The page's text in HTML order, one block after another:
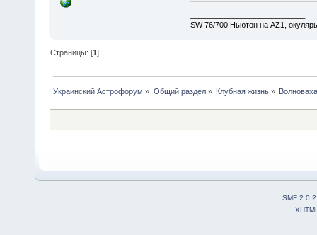
SW 76/700 Ньютон на AZ1,
Страницы: [1]
Украинский Астрофорум » Общий раздел» Клубная жизнь»
SMF 2.0.2